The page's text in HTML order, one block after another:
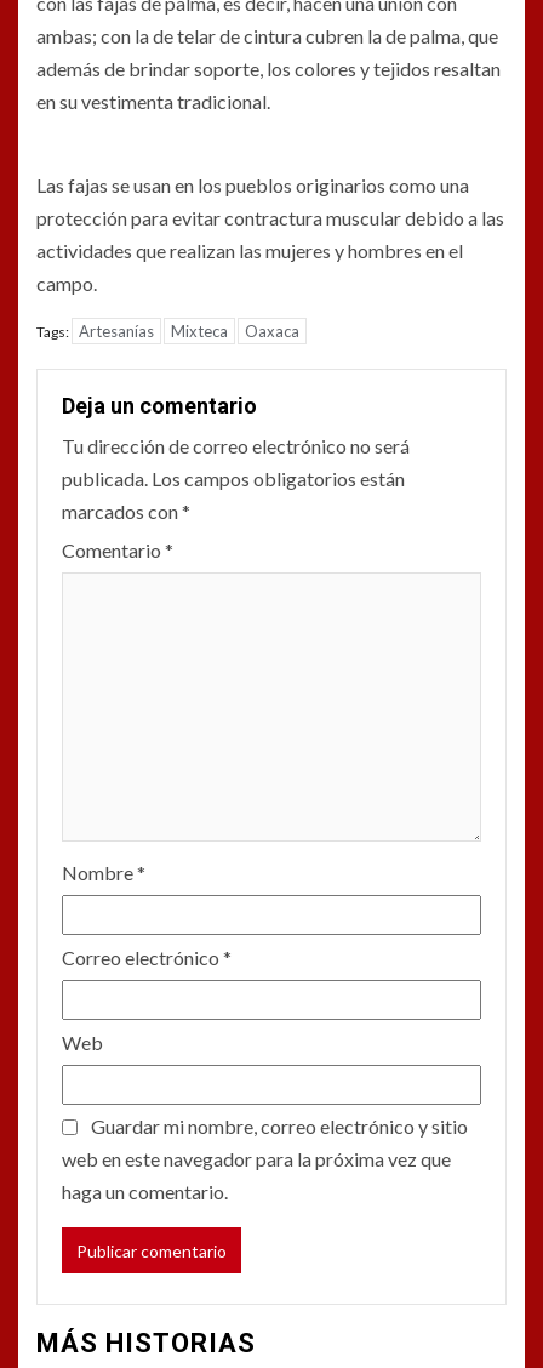
ambas; con la de telar de cintura cubren la de palma, que
además de brindar soporte, los colores y tejidos resaltan
en su vestimenta tradicional.
Las fajas se usan en los pueblos originarios como una
protección para evitar contractura muscular debido a las
actividades que realizan las mujeres y hombres en el
campo.
Tags: Artesanías Mixteca Oaxaca
Deja un comentario
Tu dirección de correo electrónico no será
publicada. Los campos obligatorios están
marcados con*
Comentario *
Nombre*
Correo electrónico *
Web
Guardar mi nombre, correo electrónico y sitio
web en este navegador para la próxima vez que
haga un comentario.
MÁS HISTORIAS